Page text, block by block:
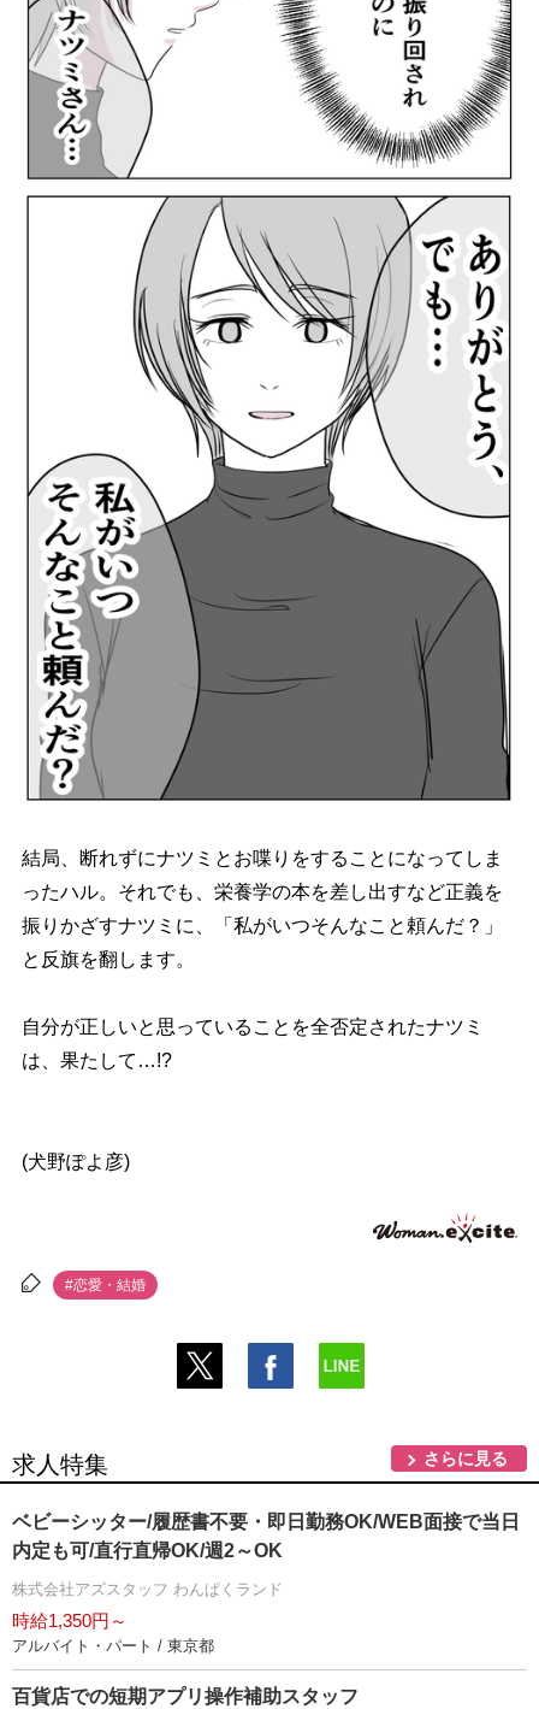
結局、断れずにナツミとお喋りをすることになってしま
ったハル。それでも、栄養学の本を差し出すなど正義を
振りかざすナツミに、「私がいつそんなこと頼んだ？」
と反旗を翻します。
自分が正しいと思っていることを全否定されたナツミ
は、果たして…!?
(犬野ぽよ彦)
#恋愛・結婚
求人特集 さらに見る
ベビーシッター/履歴書不要・即日勤務OK/WEB面接で当日
内定も可/直行直帰OK/週2～OK
株式会社アズスタッフ わんぱくランド
時給1,350円～
アルバイト・パート / 東京都
百貨店での短期アプリ操作補助スタッフ